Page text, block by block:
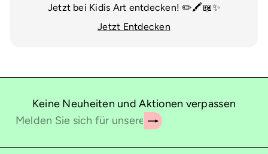
Jetzt bei Kidis Art entdecken! ✏️🖍️📖✨
Jetzt Entdecken
Keine Neuheiten und Aktionen verpassen
Abonnieren
Melden
sich